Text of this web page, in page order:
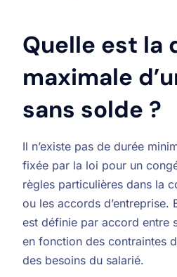
Quelle est la
maximale
sans solde ?
Il n’existe pas de durée
fixée par la loi pour un
règles particulières dans la
ou les accords d’entreprise.
est définie par accord entre
en fonction des contraintes
des besoins du salarié.